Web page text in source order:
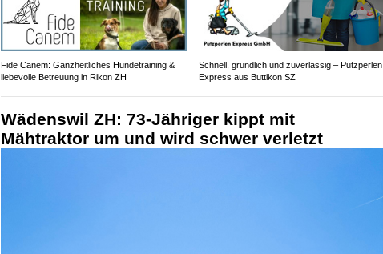
Fide Canem: Ganzheitliches Hundetraining &
liebevolle Betreuung in Rikon ZH
Schnell, gründlich und zuverlässig – Putzperlen
Express aus Buttikon SZ
Wädenswil ZH: 73-Jähriger kippt mit
Mähtraktor um und wird schwer verletzt